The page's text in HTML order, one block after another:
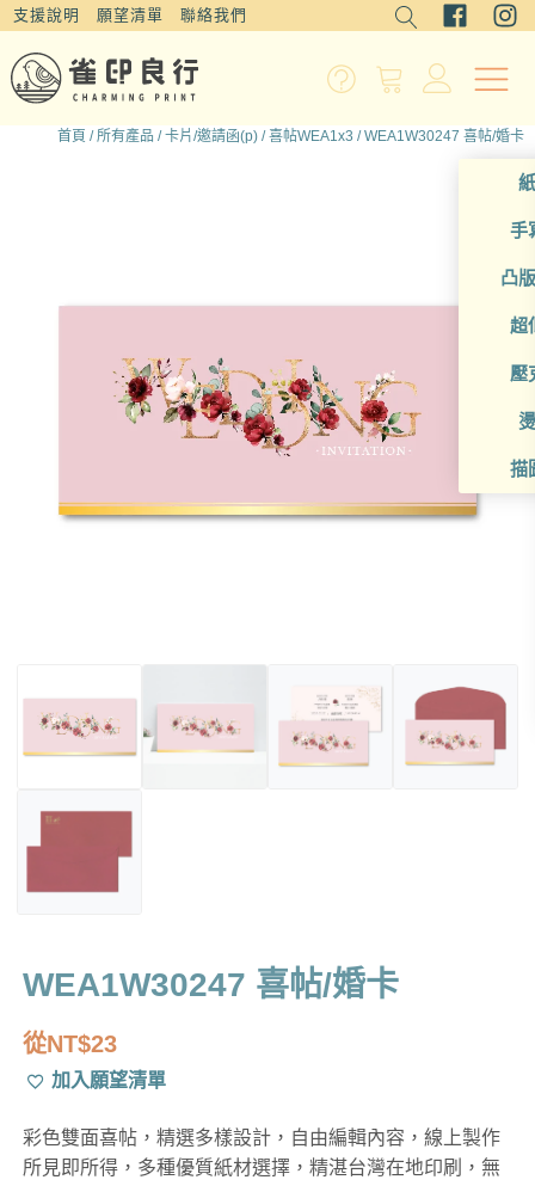
支援說明 願望清單 聯絡我們
手
凸
超
壓
描
首頁 /所有產品 /卡片/邀請函(p) /喜帖WEA1x3 / WEA1W30247 喜帖/婚卡
WEA1W30247 喜帖/婚卡
從NT$23
加入願望清單
彩色雙面喜帖，精選多樣設計，自由編輯內容，線上製作
所見即所得，多種優質紙材選擇，精湛台灣在地印刷，無